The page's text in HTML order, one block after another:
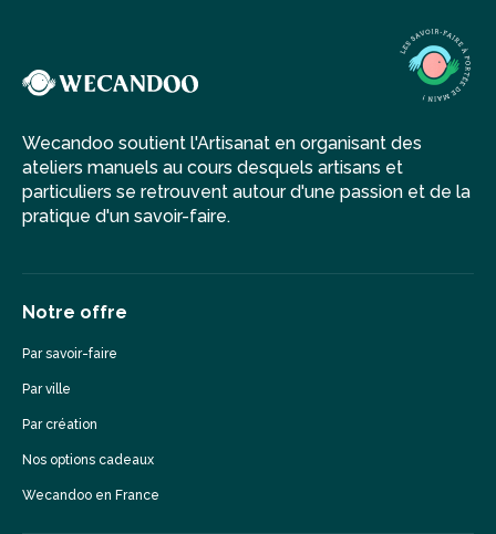
Wecandoo soutient l'Artisanat en organisant des
ateliers manuels au cours desquels artisans et
particuliers se retrouvent autour d'une passion et de la
pratique d'un savoir-faire.
Notre offre
Par savoir-faire
Par ville
Par création
Nos options cadeaux
Wecandoo en France